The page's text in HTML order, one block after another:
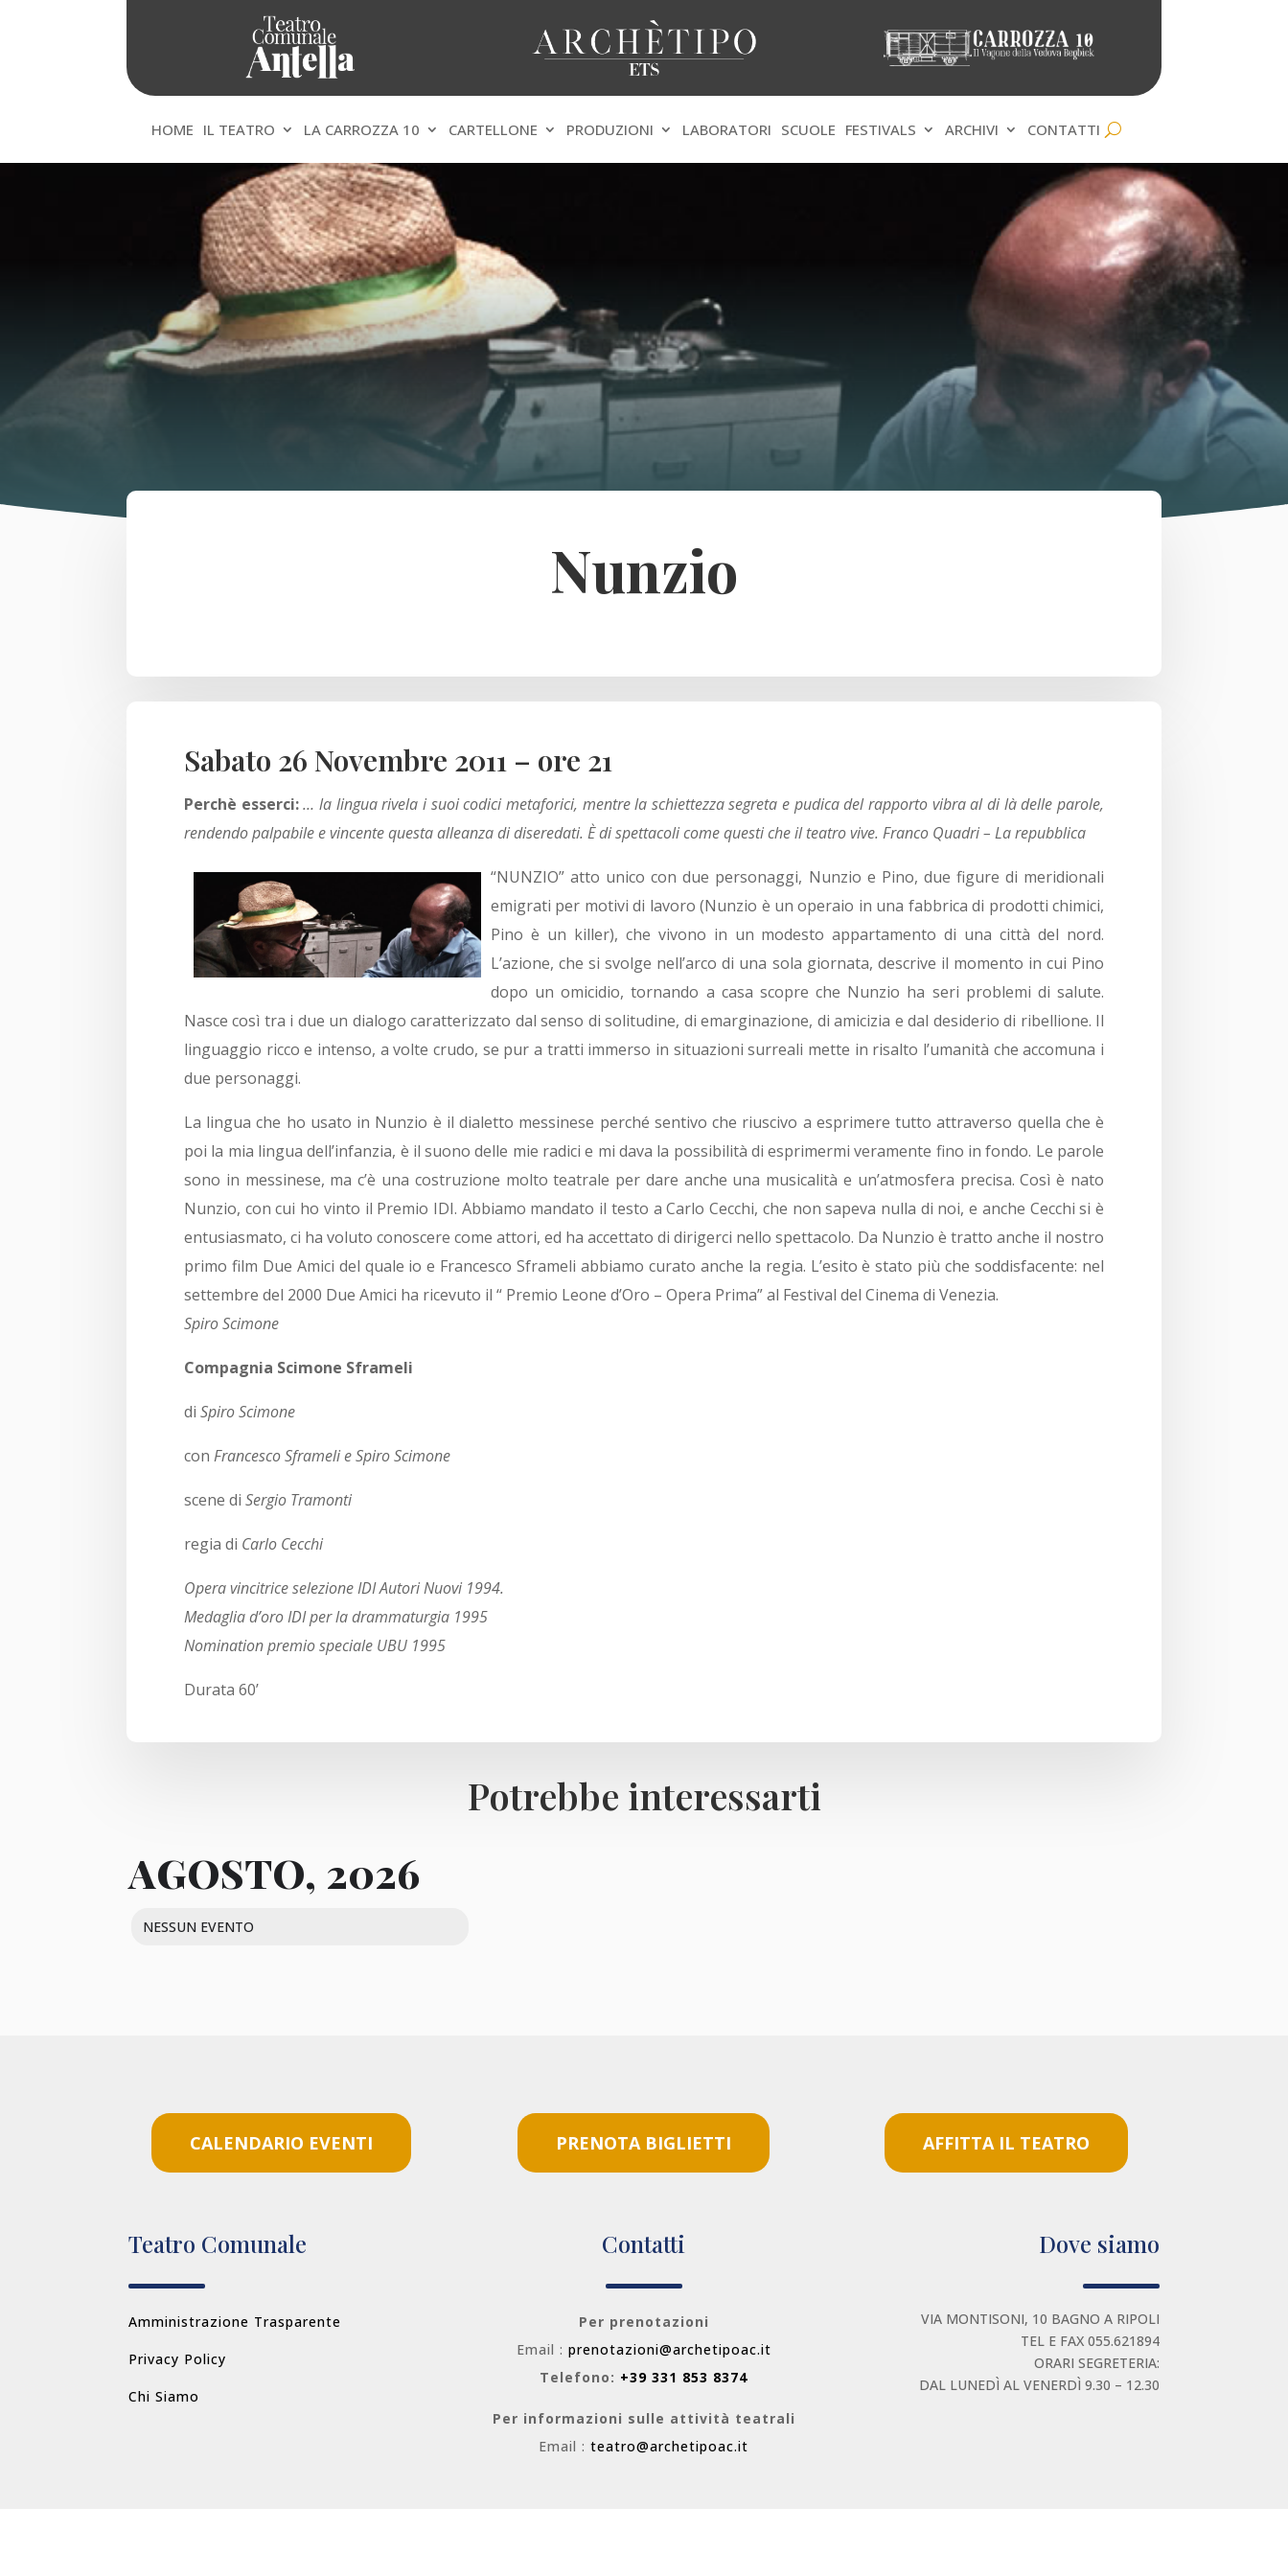
HOME IL TEATRO LA CARROZZA 10 CARTELLONE PRODUZIONI LABORATORI SCUOLE FESTIVALS ARCHIVI CONTATTI
Nunzio
Sabato 26 Novembre 2011 – ore 21
Perchè esserci: … la lingua rivela i suoi codici metaforici, mentre la schiettezza segreta e pudica del rapporto vibra al di là delle parole,
rendendo palpabile e vincente questa alleanza di diseredati. È di spettacoli come questi che il teatro vive. Franco Quadri – La repubblica
“NUNZIO” atto unico con due personaggi, Nunzio e Pino, due figure di meridionali
emigrati per motivi di lavoro (Nunzio è un operaio in una fabbrica di prodotti chimici,
Pino è un killer), che vivono in un modesto appartamento di una città del nord.
L’azione, che si svolge nell’arco di una sola giornata, descrive il momento in cui Pino
dopo un omicidio, tornando a casa scopre che Nunzio ha seri problemi di salute.
Nasce così tra i due un dialogo caratterizzato dal senso di solitudine, di emarginazione, di amicizia e dal desiderio di ribellione. Il
linguaggio ricco e intenso, a volte crudo, se pur a tratti immerso in situazioni surreali mette in risalto l’umanità che accomuna i
due personaggi.
La lingua che ho usato in Nunzio è il dialetto messinese perché sentivo che riuscivo a esprimere tutto attraverso quella che è
poi la mia lingua dell’infanzia, è il suono delle mie radici e mi dava la possibilità di esprimermi veramente fino in fondo. Le parole
sono in messinese, ma c’è una costruzione molto teatrale per dare anche una musicalità e un’atmosfera precisa. Così è nato
Nunzio, con cui ho vinto il Premio IDI. Abbiamo mandato il testo a Carlo Cecchi, che non sapeva nulla di noi, e anche Cecchi si è
entusiasmato, ci ha voluto conoscere come attori, ed ha accettato di dirigerci nello spettacolo. Da Nunzio è tratto anche il nostro
primo film Due Amici del quale io e Francesco Sframeli abbiamo curato anche la regia. L’esito è stato più che soddisfacente: nel
settembre del 2000 Due Amici ha ricevuto il “ Premio Leone d’Oro – Opera Prima” al Festival del Cinema di Venezia.
Spiro Scimone
Compagnia Scimone Sframeli
di Spiro Scimone
con Francesco Sframeli e Spiro Scimone
scene di Sergio Tramonti
regia di Carlo Cecchi
Opera vincitrice selezione IDI Autori Nuovi 1994.
Medaglia d’oro IDI per la drammaturgia 1995
Nomination premio speciale UBU 1995
Durata 60’
Potrebbe interessarti
AGOSTO, 2026
NESSUN EVENTO
CALENDARIO EVENTI PRENOTA BIGLIETTI AFFITTA IL TEATRO
Teatro Comunale
Amministrazione Trasparente
Privacy Policy
Chi Siamo
Contatti
Per prenotazioni
Email : prenotazioni@archetipoac.it
Telefono: +39 331 853 8374
Per informazioni sulle attività teatrali
Email :teatro@archetipoac.it
Dove siamo
VIA MONTISONI, 10 BAGNO A RIPOLI
TEL E FAX 055.621894
ORARI SEGRETERIA:
DAL LUNEDÌ AL VENERDÌ 9.30 – 12.30